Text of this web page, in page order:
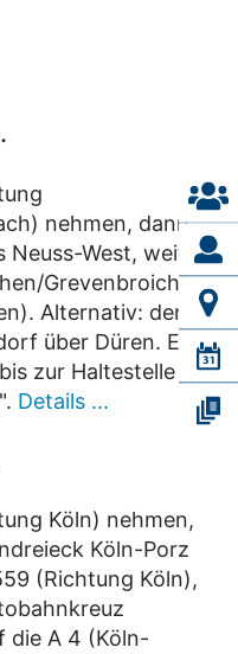
nehmen, dann
Neuss-West, weiter
Grevenbroich),
Alternativ: den
über Düren. Es
zur Haltestelle
Details ...
Köln) nehmen,
Köln-Porz
(Richtung Köln),
die A 4 (Köln-